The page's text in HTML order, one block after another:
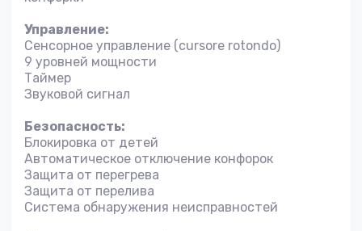
Управление:
Сенсорное управление (cursore rotondo)
9 уровней мощности
Таймер
Звуковой сигнал
Безопасность:
Блокировка от детей
Автоматическое отключение конфорок
Защита от перегрева
Защита от перелива
Система обнаружения неисправностей